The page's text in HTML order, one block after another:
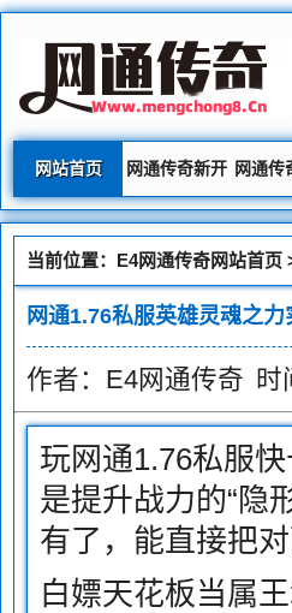
网站首页 网通传奇新开 网通传
当前位置： E4网通传奇网站首页
网通1.76私服英雄灵魂之
作者：E4网通传奇 时
玩网通1.76私服
是提升战力的“
有了，能直接把
白嫖天花板当属